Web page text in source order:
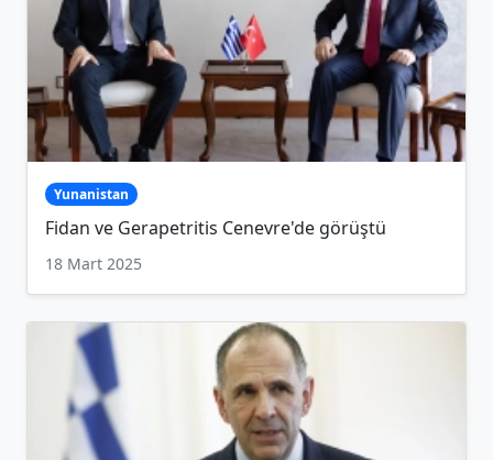
Yunanistan
Fidan ve Gerapetritis Cenevre'de görüştü
18 Mart 2025